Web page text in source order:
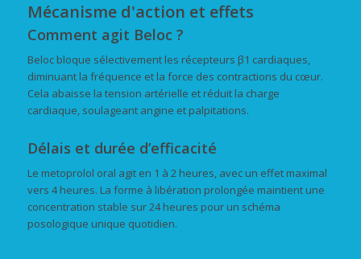
Mécanisme d'action et effets
Comment agit Beloc ?
Beloc bloque sélectivement les récepteurs β1 cardiaques,
diminuant la fréquence et la force des contractions du cœur.
Cela abaisse la tension artérielle et réduit la charge
cardiaque, soulageant angine et palpitations.
Délais et durée d’efficacité
Le metoprolol oral agit en 1 à 2 heures, avec un effet maximal
vers 4 heures. La forme à libération prolongée maintient une
concentration stable sur 24 heures pour un schéma
posologique unique quotidien.